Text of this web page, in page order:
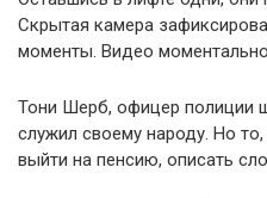
Скрытая камера
моменты. Видео моментально
Тони Шерб, офицер полиции
служил своему народу. Но
выйти на пенсию, описать